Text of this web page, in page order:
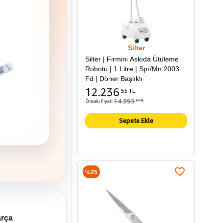
Silter
Silter | Firmini Askıda Ütüleme
Robotu | 1 Litre | Spr/Mn 2003
Fd | Döner Başlıklı
12.236 55 TL
Önceki Fiyat:14.395 94 TL
Sepete Ekle
%25